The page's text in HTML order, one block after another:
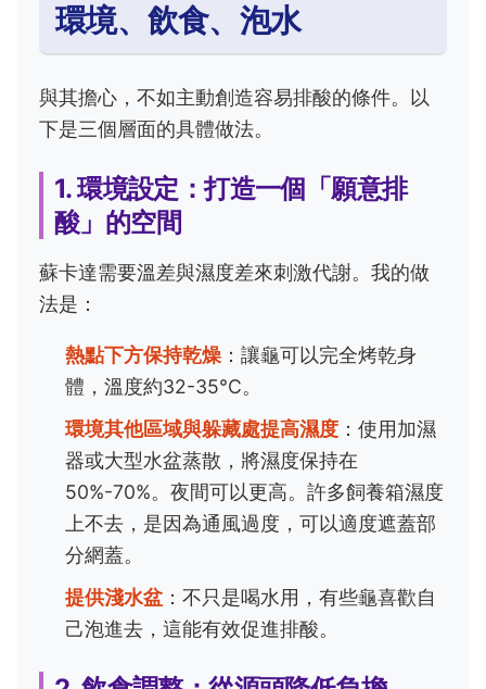
環境、飲食、泡水
與其擔心，不如主動創造容易排酸的條件。以
下是三個層面的具體做法。
1. 環境設定：打造一個「願意排
酸」的空間
蘇卡達需要溫差與濕度差來刺激代謝。我的做
法是：
熱點下方保持乾燥 ：讓龜可以完全烤乾身
體，溫度約32-35°C。
環境其他區域與躲藏處提高濕度 ：使用加濕
器或大型水盆蒸散，將濕度保持在
50%-70%。夜間可以更高。許多飼養箱濕度
上不去，是因為通風過度，可以適度遮蓋部
分網蓋。
提供淺水盆 ：不只是喝水用，有些龜喜歡自
己泡進去，這能有效促進排酸。